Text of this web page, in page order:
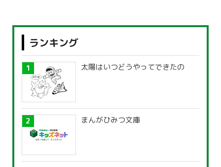
ランキング
太陽はいつどうやってできたの
まんがひみつ文庫